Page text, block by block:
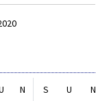
N S U N